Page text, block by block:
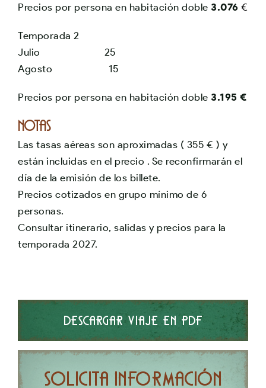
Precios por persona en habitación doble 3.076 €
Temporada 2
Julio 25
Agosto 15
Precios por persona en habitación doble 3.195 €
Notas
Las tasas aéreas son aproximadas ( 355 € ) y
están incluidas en el precio . Se reconfirmarán el
día de la emisión de los billete.
Precios cotizados en grupo mínimo de 6
personas.
Consultar itinerario, salidas y precios para la
temporada 2027.
Descargar viaje en PDF
Solicita información